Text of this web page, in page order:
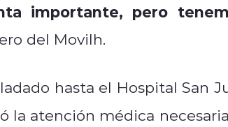
importante, pero
del Movilh.
hasta el Hospital San
la atención médica